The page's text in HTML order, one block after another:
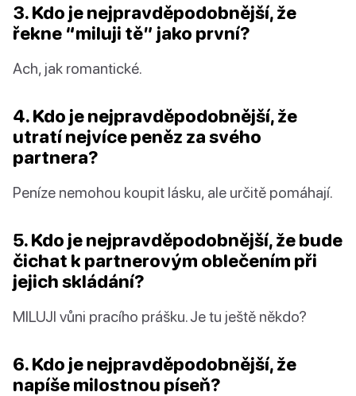
3. Kdo je nejpravděpodobnější, že
řekne “miluji tě” jako první?
Ach, jak romantické.
4. Kdo je nejpravděpodobnější, že
utratí nejvíce peněz za svého
partnera?
Peníze nemohou koupit lásku, ale určitě pomáhají.
5. Kdo je nejpravděpodobnější, že bude
čichat k partnerovým oblečením při
jejich skládání?
MILUJI vůni pracího prášku. Je tu ještě někdo?
6. Kdo je nejpravděpodobnější, že
napíše milostnou píseň?